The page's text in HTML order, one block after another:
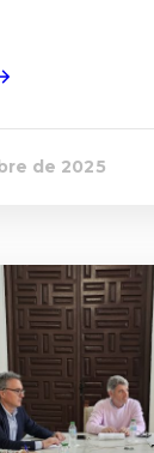
de 2025